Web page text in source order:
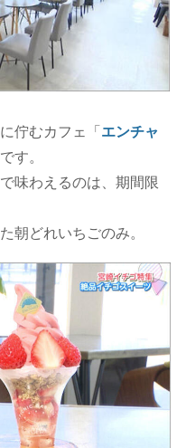
佇むカフェ「エンチャ
す。
味わえるのは、期間限
朝どれいちごのみ。